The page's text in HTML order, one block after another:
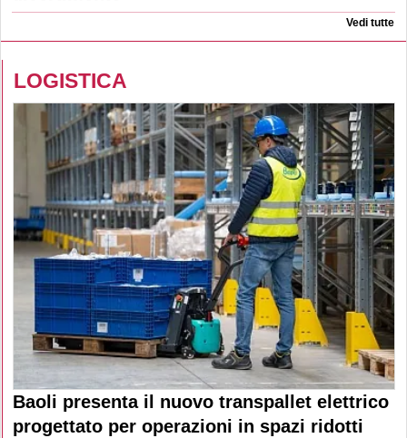
Vedi tutte
LOGISTICA
Baoli presenta il nuovo transpallet elettrico
progettato per operazioni in spazi ridotti